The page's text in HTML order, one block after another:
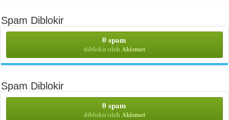
Spam Diblokir
0 spam
diblokir oleh Akismet
Spam Diblokir
0 spam
diblokir oleh Akismet